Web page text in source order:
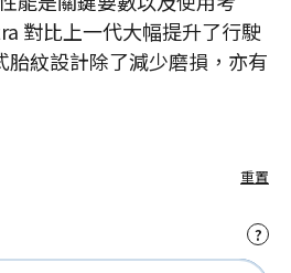
對比上一代大幅提升了行駛
胎紋設計除了減少磨損，亦有
重置
?